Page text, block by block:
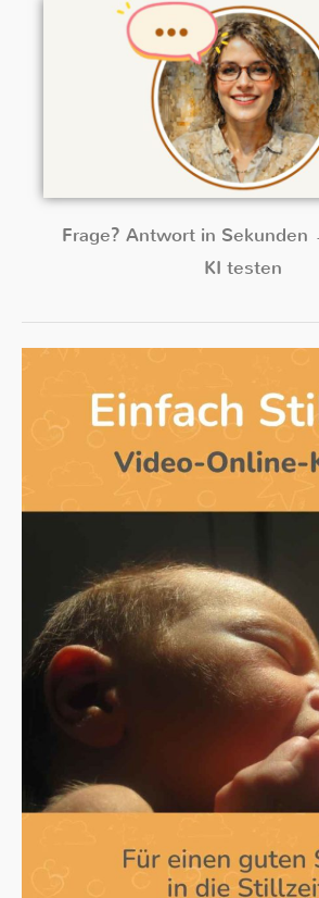
Frage? Antwort in Sekunden
KI testen